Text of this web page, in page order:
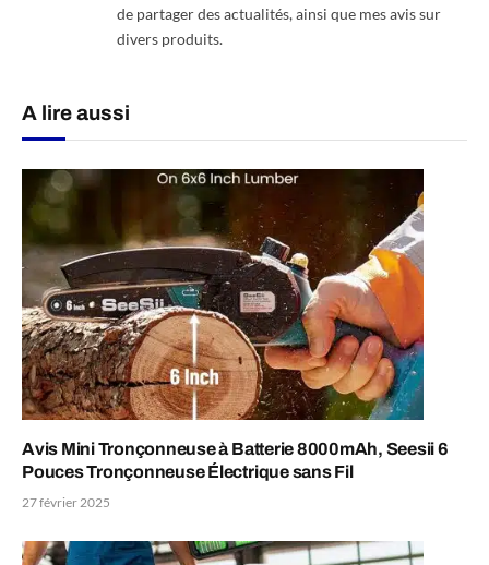
de partager des actualités, ainsi que mes avis sur
divers produits.
A lire aussi
Avis Mini Tronçonneuse à Batterie 8000mAh, Seesii 6
Pouces Tronçonneuse Électrique sans Fil
27 février 2025